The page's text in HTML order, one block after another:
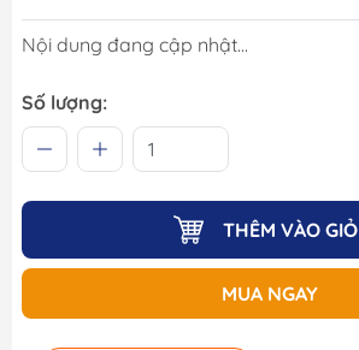
Nội dung đang cập nhật...
Số lượng:
THÊM VÀO GIỎ
MUA NGAY